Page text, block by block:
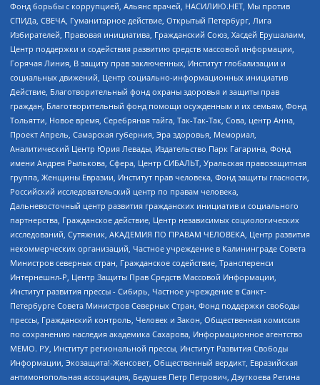
Фонд борьбы с коррупцией, Альянс врачей, НАСИЛИЮ.НЕТ, Мы против
СПИДа, СВЕЧА, Гуманитарное действие, Открытый Петербург, Лига
Избирателей, Правовая инициатива, Гражданский Союз, Хасдей Ерушалаим,
Центр поддержки и содействия развитию средств массовой информации,
Горячая Линия, В защиту прав заключенных, Институт глобализации и
социальных движений, Центр социально-информационных инициатив
Действие, Благотворительный фонд охраны здоровья и защиты прав
граждан, Благотворительный фонд помощи осужденным и их семьям, Фонд
Тольятти, Новое время, Серебряная тайга, Так-Так-Так, Сова, центр Анна,
Проект Апрель, Самарская губерния, Эра здоровья, Мемориал,
Аналитический Центр Юрия Левады, Издательство Парк Гагарина, Фонд
имени Андрея Рылькова, Сфера, Центр СИБАЛЬТ, Уральская правозащитная
группа, Женщины Евразии, Институт прав человека, Фонд защиты гласности,
Российский исследовательский центр по правам человека,
Дальневосточный центр развития гражданских инициатив и социального
партнерства, Гражданское действие, Центр независимых социологических
исследований, Сутяжник, АКАДЕМИЯ ПО ПРАВАМ ЧЕЛОВЕКА, Центр развития
некоммерческих организаций, Частное учреждение в Калининграде Совета
Министров северных стран, Гражданское содействие, Трансперенси
Интернешнл-Р, Центр Защиты Прав Средств Массовой Информации,
Институт развития прессы - Сибирь, Частное учреждение в Санкт-
Петербурге Совета Министров Северных Стран, Фонд поддержки свободы
прессы, Гражданский контроль, Человек и Закон, Общественная комиссия
по сохранению наследия академика Сахарова, Информационное агентство
МЕМО. РУ, Институт региональной прессы, Институт Развития Свободы
Информации, Экозащита!-Женсовет, Общественный вердикт, Евразийская
антимонопольная ассоциация, Бедушев Петр Петрович, Дзугкоева Регина